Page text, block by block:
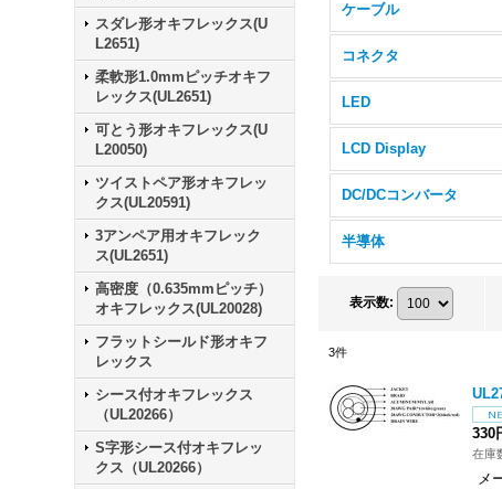
スダレ形オキフレックス(U
L2651)
柔軟形1.0mmピッチオキフ
レックス(UL2651)
可とう形オキフレックス(U
L20050)
ツイストペア形オキフレッ
クス(UL20591)
3アンペア用オキフレック
ス(UL2651)
高密度（0.635mmピッチ）
オキフレックス(UL20028)
フラットシールド形オキフ
レックス
シース付オキフレックス
（UL20266）
S字形シース付オキフレッ
クス（UL20266）
ケーブル
コネクタ
LED
LCD Display
DC/DCコンバータ
半導体
表示数:
3件
330
在庫
メ